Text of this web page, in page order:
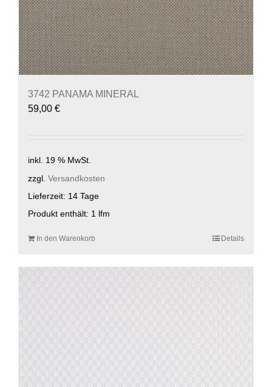
3742 PANAMA MINERAL
59,00 €
inkl. 19 % MwSt.
zzgl. Versandkosten
Lieferzeit: 14 Tage
Produkt enthält: 1 lfm
In den Warenkorb Details